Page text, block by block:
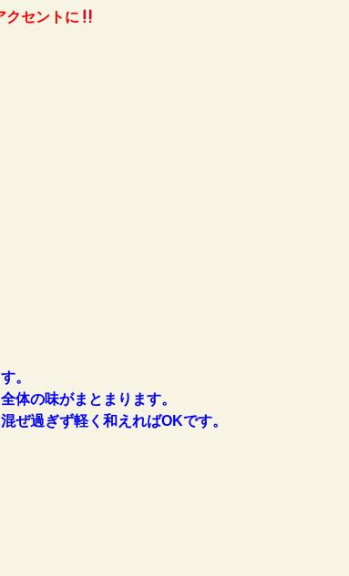
クセントに
。
体の味がまとまります。
ぜ過ぎず軽く和えればOKです。